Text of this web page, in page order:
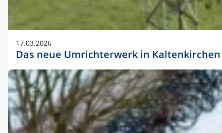
17.03.2026
Das neue Umrichterwerk in Kaltenkirchen